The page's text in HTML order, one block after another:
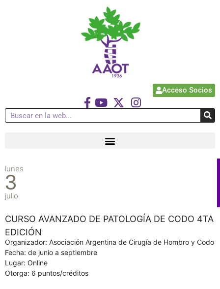
Acceso Socios
lunes
3
julio
CURSO AVANZADO DE PATOLOGÍA DE CODO 4TA
EDICIÓN
Organizador: Asociación Argentina de Cirugía de Hombro y Codo
Fecha: de junio a septiembre
Lugar: Online
Otorga: 6 puntos/créditos